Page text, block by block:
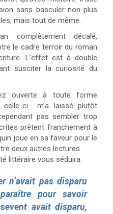
sans basculer non plus
mais tout de même.
complètement décalé,
le cadre terroir du roman
L’effet est à double
susciter la curiosité du
ouverte à toute forme
celle-ci m’a laissé plutôt
pas sembler trop
prêtent franchement à
joue en sa faveur pour le
deux autres lectures.
littéraire vous séduira.
n’avait pas disparu
pour savoir
avait disparu,